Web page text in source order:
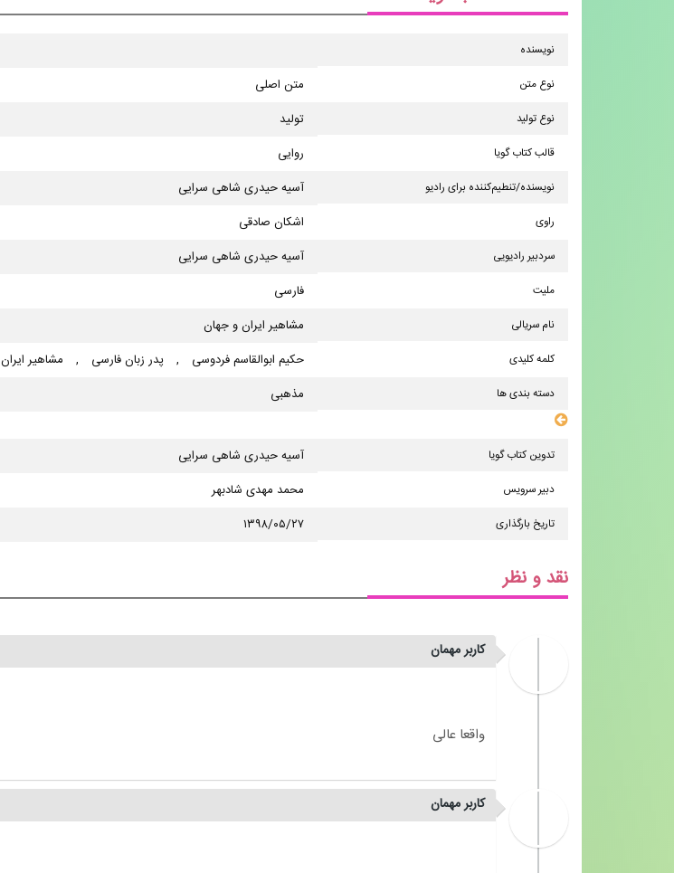
نویسنده
نوع متن
متن اصلی
نوع تولید تولید
قالب کتاب گویا روایی
نویسنده/تنطیم‌کننده برای رادیو آسیه حیدری شاهی سرایی
راوی اشکان صادقی
سردبیر رادیویی آسیه حیدری شاهی سرایی
ملیت فارسی
نام سریالی مشاهیر ایران و جهان
کلمه کلیدی حكیم ابوالقاسم فردوسی , پدر زبان فارسی , مشاهیر ایران
دسته بندی ها مذهبی
تدوین کتاب گویا آسیه حیدری شاهی سرایی
دبیر سرویس محمد مهدی شادبهر
تاریخ بارگذاری ۱۳۹۸/۰۵/۲۷
نقد و نظر
کاربر مهمان
کاربر مهمان